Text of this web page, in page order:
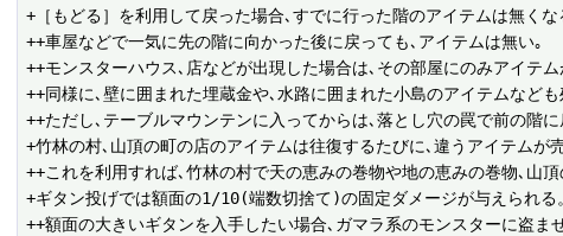
+［もどる］を利用して戻った場合､すでに行った階のアイテムは無くな
++車屋などで一気に先の階に向かった後に戻っても､アイテムは無い｡
++モンスターハウス､店などが出現した場合は､その部屋にのみアイテム
++同様に､壁に囲まれた埋蔵金や､水路に囲まれた小島のアイテムなども
++ただし､テーブルマウンテンに入ってからは､落とし穴の罠で前の階
+竹林の村､山頂の町の店のアイテムは往復するたびに､違うアイテムが
++これを利用すれば､竹林の村で天の恵みの巻物や地の恵みの巻物､山
+ギタン投げでは額面の1/10(端数切捨て)の固定ダメージが与えられる
++額面の大きいギタンを入手したい場合､ガマラ系のモンスターに盗ま